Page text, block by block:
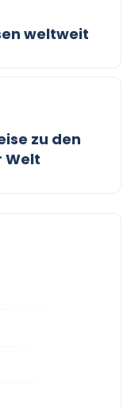
weltweit
zu den
Welt